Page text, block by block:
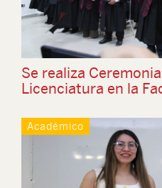
Se realiza
Licenciatura en la
Académico